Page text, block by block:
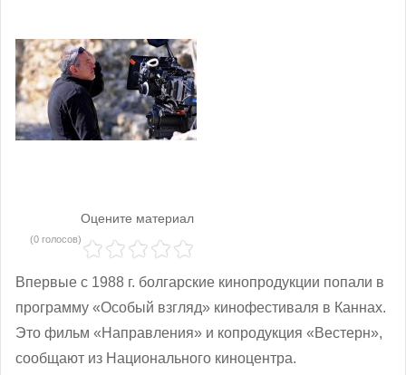
Оцените материал
(0 голосов)
Впервые с 1988 г. болгарские кинопродукции попали в
программу «Особый взгляд» кинофестиваля в Каннах.
Это фильм «Направления» и копродукция «Вестерн»,
сообщают из Национального киноцентра.